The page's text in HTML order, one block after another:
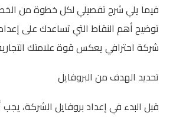
فيما يلي شرح تفصيلي لكل خطوة من
توضيح أهم النقاط التي تساعدك على
شركة احترافي يعكس قوة علامتك
تحديد الهدف من البروفايل
قبل البدء في إعداد بروفايل الشركة،